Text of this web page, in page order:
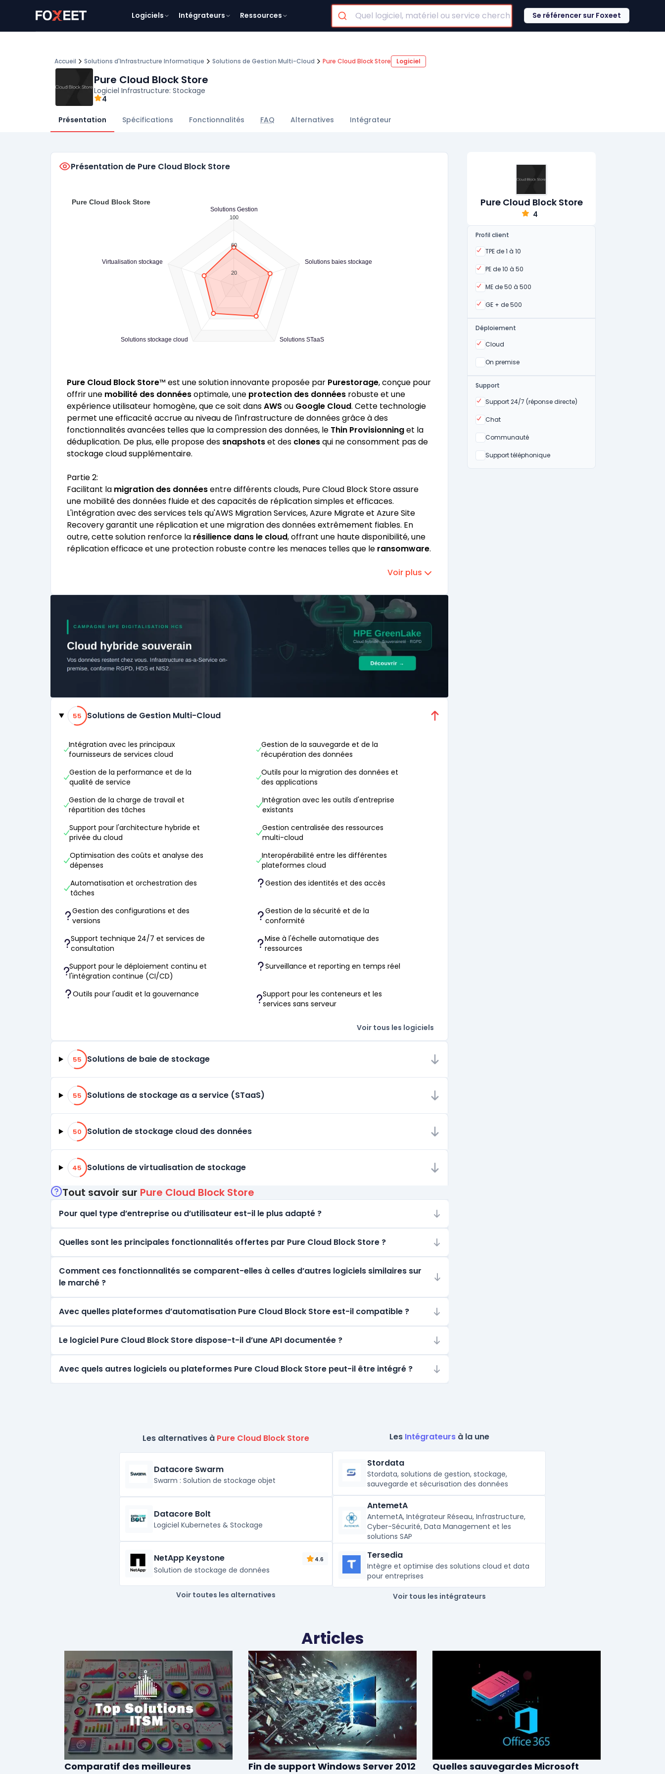
Logiciels Intégrateurs Ressources Se référencer sur Foxeet
Accueil Solutions d'Infrastructure Informatique Solutions de Gestion Multi-Cloud Pure Cloud Block Store Logiciel
Pure Cloud Block Store
Logiciel Infrastructure: Stockage
4
Présentation Spécifications Fonctionnalités FAQ Alternatives Intégrateur
Pure Cloud Block Store
4
Profil client
TPE de 1 à 10
Oui
PE de 10 à 50
Oui
ME de 50 à 500
Oui
GE + de 500
Oui
Déploiement
Cloud
Oui
On premise
Oui
Support
Support 24/7 (réponse directe)
Oui
Chat
Oui
Communauté
Non
Support téléphonique
Non
Présentation de Pure Cloud Block Store
Solutions Gestion
Solutions baies stockage
Solutions STaaS
Solutions stockage cloud
Virtualisation stockage
100
60
20
Pure Cloud Block Store
Pure Cloud Block Store™ est une solution innovante proposée par Purestorage, conçue pour
offrir une mobilité des donnéesoptimale, une protection des données robuste et une
expérience utilisateur homogène, que ce soit dansAWS ou Google Cloud. Cette technologie
permet une efficacité accrue au niveau de l'infrastructure de données grâce à des
fonctionnalités avancées telles que la compression des données, le Thin Provisionninget la
déduplication. De plus, elle propose des snapshotset des clonesqui ne consomment pas de
stockage cloud supplémentaire.
Partie 2:
Facilitant la migration des donnéesentre différents clouds, Pure Cloud Block Store assure
une mobilité des données fluide et des capacités de réplication simples et efficaces.
L'intégration avec des services tels qu'AWS Migration Services, Azure Migrate et Azure Site
Recovery garantit une réplication et une migration des données extrêmement fiables. En
outre, cette solution renforce la résilience dans le cloud, offrant une haute disponibilité, une
réplication efficace et une protection robuste contre les menaces telles que le ransomware.
Voir plus
Catégories
55% de compatibilité
55 Solutions de Gestion Multi-Cloud
Intégration avec les principaux
fournisseurs de services cloud
Gestion de la sauvegarde et de la
récupération des données
Gestion de la performance et de la
qualité de service
Outils pour la migration des données et
des applications
Gestion de la charge de travail et
répartition des tâches
Intégration avec les outils d'entreprise
existants
Support pour l'architecture hybride et
privée du cloud
Gestion centralisée des ressources
multi-cloud
Optimisation des coûts et analyse des
dépenses
Interopérabilité entre les différentes
plateformes cloud
Automatisation et orchestration des
tâches
Gestion des identités et des accès
Gestion des configurations et des
versions
Gestion de la sécurité et de la
conformité
Support technique 24/7 et services de
consultation
Mise à l'échelle automatique des
ressources
Support pour le déploiement continu et
l'intégration continue (CI/CD)
Surveillance et reporting en temps réel
Outils pour l'audit et la gouvernance
Support pour les conteneurs et les
services sans serveur
Voir tous les logiciels
55% de compatibilité
55 Solutions de baie de stockage
55% de compatibilité
55 Solutions de stockage as a service (STaaS)
50% de compatibilité
50 Solution de stockage cloud des données
45% de compatibilité
45 Solutions de virtualisation de stockage
Tout savoir sur Pure Cloud Block Store
Pour quel type d’entreprise ou d’utilisateur est-il le plus adapté ?
Quelles sont les principales fonctionnalités offertes par Pure Cloud Block Store ?
Comment ces fonctionnalités se comparent-elles à celles d’autres logiciels similaires sur
le marché ?
Avec quelles plateformes d’automatisation Pure Cloud Block Store est-il compatible ?
Le logiciel Pure Cloud Block Store dispose-t-il d’une API documentée ?
Avec quels autres logiciels ou plateformes Pure Cloud Block Store peut-il être intégré ?
Les alternatives à Pure Cloud Block Store
Datacore Swarm
Swarm : Solution de stockage objet
Datacore Bolt
Logiciel Kubernetes & Stockage
NetApp Keystone 4.6
Solution de stockage de données
Voir toutes les alternatives
Les Intégrateursà la une
Stordata
Stordata, solutions de gestion, stockage,
sauvegarde et sécurisation des données
AntemetA
AntemetA, Intégrateur Réseau, Infrastructure,
Cyber-Sécurité, Data Management et les
solutions SAP
Tersedia
Intègre et optimise des solutions cloud et data
pour entreprises
Voir tous les intégrateurs
Articles
Comparatif des meilleures Fin de support Windows Server 2012 Quelles sauvegardes Microsoft